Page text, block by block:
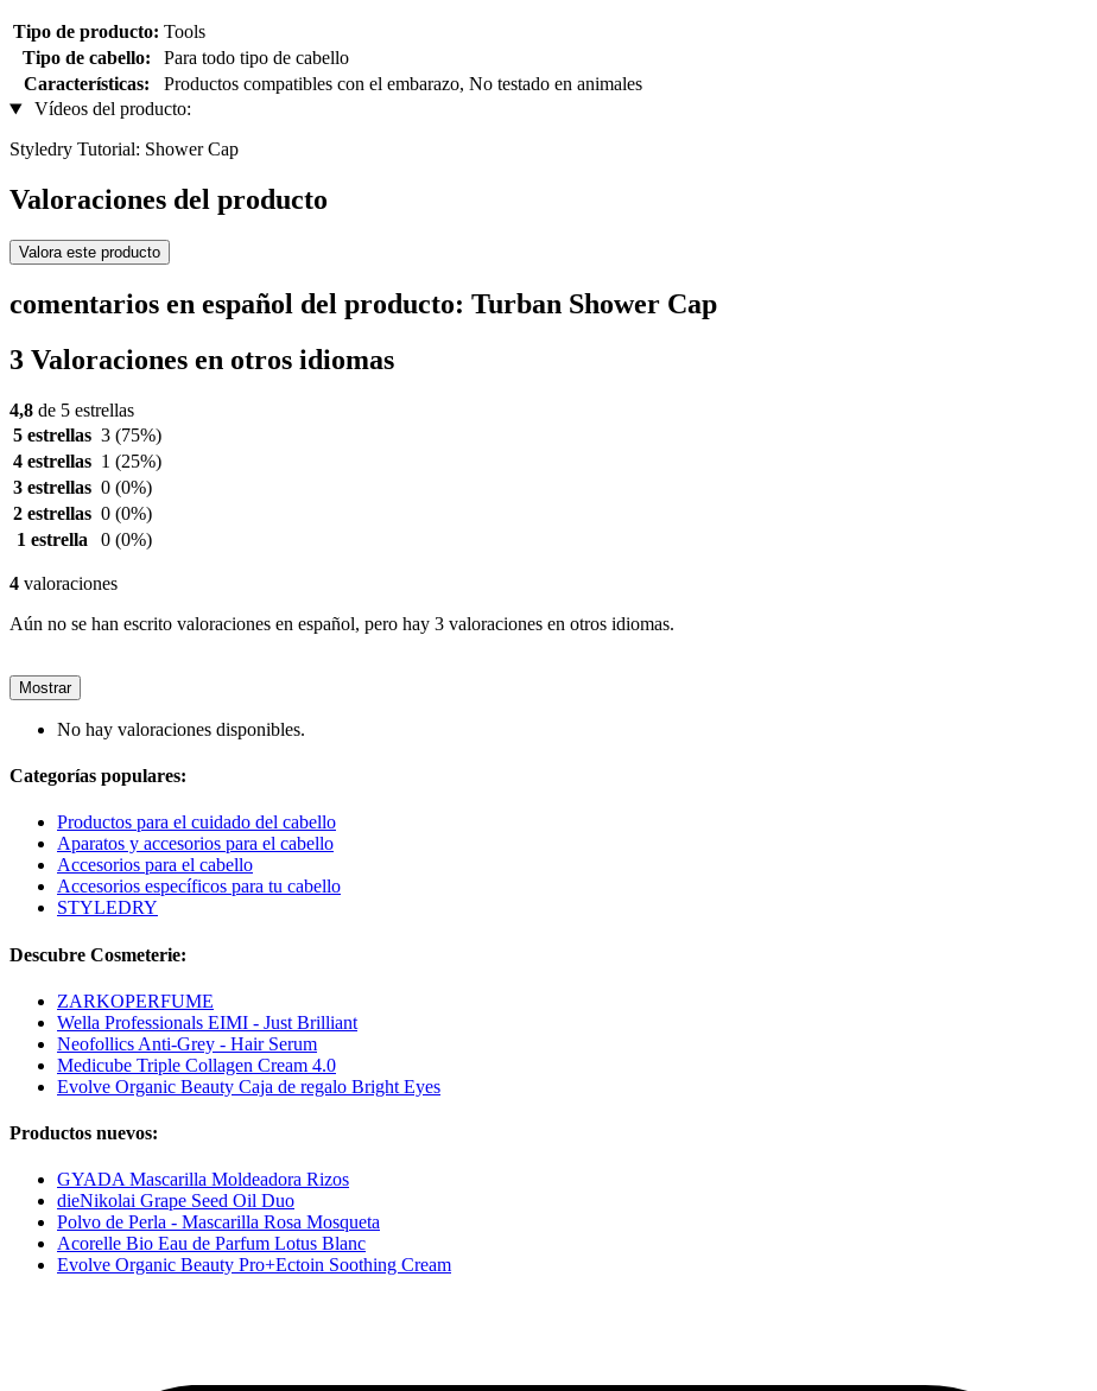
Tipo de producto: Tools
Tipo de cabello:
Para todo tipo de cabello
Características:
Productos compatibles con el embarazo, No testado en animales
Vídeos del producto:
Styledry Tutorial: Shower Cap
Valoraciones del producto
Valora este producto
comentarios en español del producto: Turban Shower Cap
3 Valoraciones en otros idiomas
4,8 de 5 estrellas
5 estrellas 3 (75%)
4 estrellas 1 (25%)
3 estrellas 0 (0%)
2 estrellas 0 (0%)
1 estrella
0 (0%)
4 valoraciones
Aún no se han escrito valoraciones en español, pero hay 3 valoraciones en otros idiomas.
Mostrar
No hay valoraciones disponibles.
Categorías populares:
Productos para el cuidado del cabello
Aparatos y accesorios para el cabello
Accesorios para el cabello
Accesorios específicos para tu cabello
STYLEDRY
Descubre Cosmeterie:
ZARKOPERFUME
Wella Professionals EIMI - Just Brilliant
Neofollics Anti-Grey - Hair Serum
Medicube Triple Collagen Cream 4.0
Evolve Organic Beauty Caja de regalo Bright Eyes
Productos nuevos:
GYADA Mascarilla Moldeadora Rizos
dieNikolai Grape Seed Oil Duo
Polvo de Perla - Mascarilla Rosa Mosqueta
Acorelle Bio Eau de Parfum Lotus Blanc
Evolve Organic Beauty Pro+Ectoin Soothing Cream